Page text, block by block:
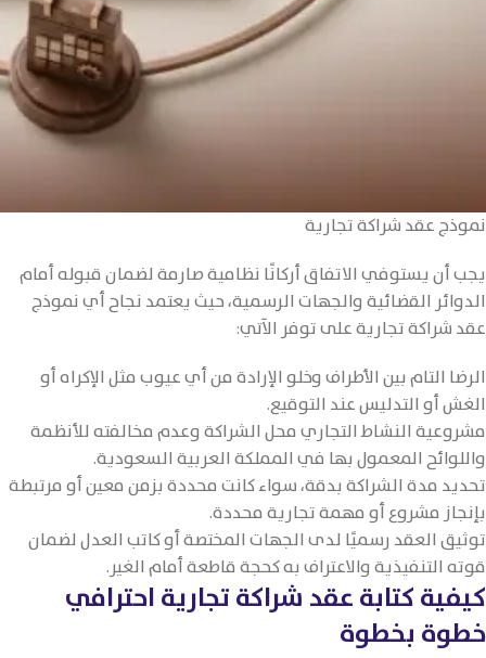
نموذج عقد شراكة تجارية
يجب أن يستوفي الاتفاق أركانًا نظامية صارمة لضمان قبوله أمام
الدوائر القضائية والجهات الرسمية، حيث يعتمد نجاح أي نموذج
عقد شراكة تجارية على توفر الآتي:
الرضا التام بين الأطراف وخلو الإرادة من أي عيوب مثل الإكراه أو
الغش أو التدليس عند التوقيع.
مشروعية النشاط التجاري محل الشراكة وعدم مخالفته للأنظمة
واللوائح المعمول بها في المملكة العربية السعودية.
تحديد مدة الشراكة بدقة، سواء كانت محددة بزمن معين أو مرتبطة
بإنجاز مشروع أو مهمة تجارية محددة.
توثيق العقد رسميًا لدى الجهات المختصة أو كاتب العدل لضمان
قوته التنفيذية والاعتراف به كحجة قاطعة أمام الغير.
كيفية كتابة عقد شراكة تجارية احترافي
خطوة بخطوة